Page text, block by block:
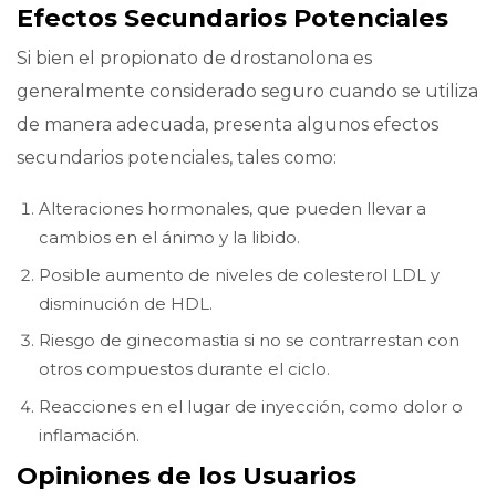
Efectos Secundarios Potenciales
Si bien el propionato de drostanolona es
generalmente considerado seguro cuando se utiliza
de manera adecuada, presenta algunos efectos
secundarios potenciales, tales como:
Alteraciones hormonales, que pueden llevar a
cambios en el ánimo y la libido.
Posible aumento de niveles de colesterol LDL y
disminución de HDL.
Riesgo de ginecomastia si no se contrarrestan con
otros compuestos durante el ciclo.
Reacciones en el lugar de inyección, como dolor o
inflamación.
Opiniones de los Usuarios